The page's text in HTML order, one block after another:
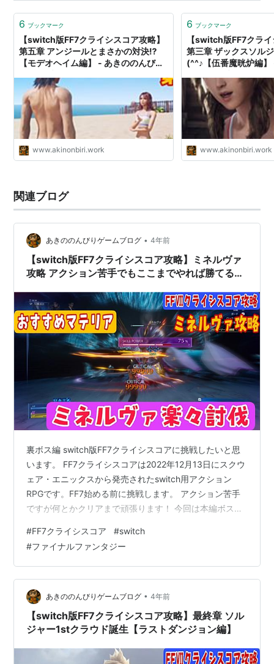
6 ブックマーク
【switch版FF7クライシスコア攻略】
第五章 アンジールとまさかの対決⁉
【モデオヘイム編】 - あきののんびり
www.akinonbiri.work
6 ブックマーク
【switch版FF7クラ
第三章 ザックスソル
(^^♪【伍番魔晄炉編
www.akinonbiri.work
関連ブログ
あきののんびりゲームブログ • 4年前
【switch版FF7クライシスコア攻略】ミネルヴァ
攻略 アクション苦手でもここまでやれば勝てる！
裏ボス編 switch版FF7クライシスコアに挑戦したいと思
います。 FF7クライシスコアは2022年12月13日にスクウ
ェア・エニックスから発売されたswitch用アクション
RPGです。FF7始める前に挑戦します。 アクション苦手
ですが何とかクリアまで頑張ります！ 今回は本編ボスよ
苦手なので苦戦しますがこのマテリアを育てて装備した
ら余裕でした(^^♪ それではどうぞ(^_^)/
www.youtube.com 前回の様子はこちらから↓↓↓
www.youtube.com おすすめ動画はこちらから↓↓↓
【SFC版ドラクエ５攻略裏技】ひとしこの…
#FF7クライシスコア #switch
#ファイナルファンタジー
あきののんびりゲームブログ • 4年前
【switch版FF7クライシスコア攻略】最終章 ソル
ジャー1stクラウド誕生【ラストダンジョン編】